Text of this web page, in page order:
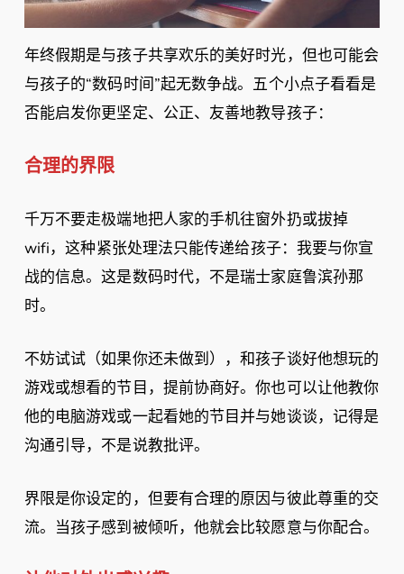
年终假期是与孩子共享欢乐的美好时光，但也可能会
与孩子的“数码时间”起无数争战。五个小点子看看是
否能启发你更坚定、公正、友善地教导孩子：
合理的界限
千万不要走极端地把人家的手机往窗外扔或拔掉
wifi，这种紧张处理法只能传递给孩子：我要与你宣
战的信息。这是数码时代，不是瑞士家庭鲁滨孙那
时。
不妨试试（如果你还未做到），和孩子谈好他想玩的
游戏或想看的节目，提前协商好。你也可以让他教你
他的电脑游戏或一起看她的节目并与她谈谈，记得是
沟通引导，不是说教批评。
界限是你设定的，但要有合理的原因与彼此尊重的交
流。当孩子感到被倾听，他就会比较愿意与你配合。